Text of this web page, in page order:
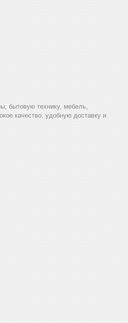
бытовую технику, мебель,
качество, удобную доставку и